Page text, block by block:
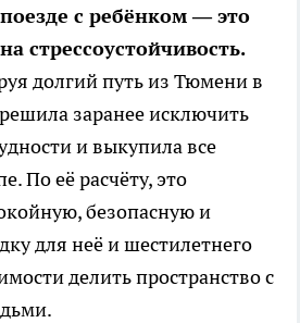
с ребёнком — это
стрессоустойчивость.
долгий путь из Тюмени в
заранее исключить
и выкупила все
По её расчёту, это
безопасную и
для неё и шестилетнего
делить пространство с